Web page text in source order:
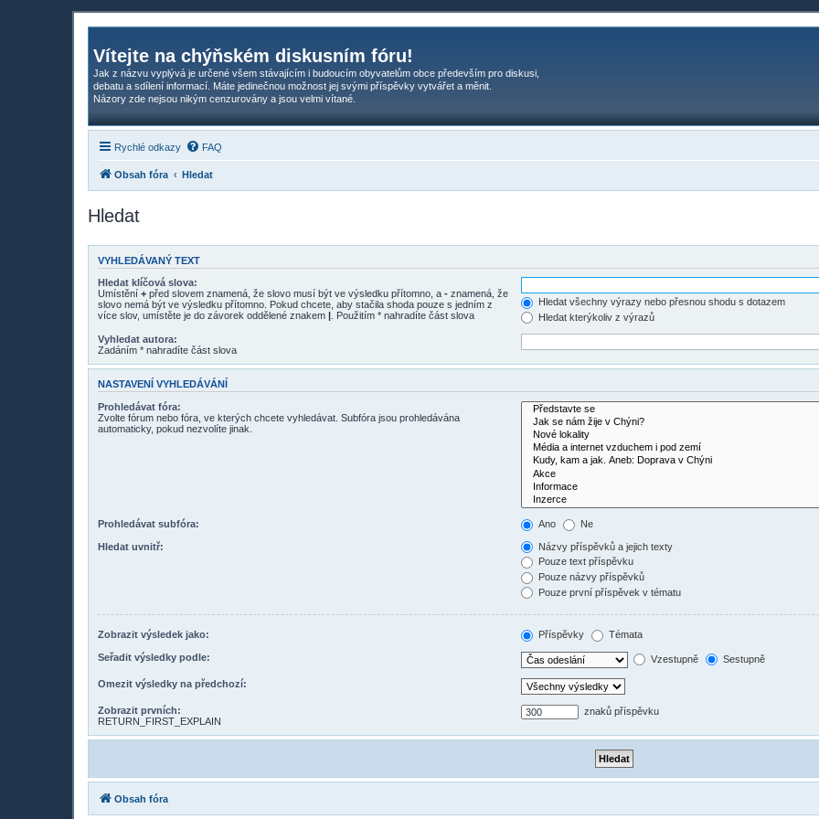
Vítejte na chýňském diskusním fóru!
Jak z názvu vyplývá je určené všem stávajícím i budoucím obyvatelům obce především pro diskusi,
debatu a sdílení informací. Máte jedinečnou možnost jej svými příspěvky vytvářet a měnit.
Názory zde nejsou nikým cenzurovány a jsou velmi vítané.
Rychlé odkazy FAQ
Obsah fóra Hledat
Hledat
VYHLEDÁVANÝ TEXT
Hledat klíčová slova:
Umístění + před slovem znamená, že slovo musí být ve výsledku přítomno, a - znamená, že
slovo nemá být ve výsledku přítomno. Pokud chcete, aby stačila shoda pouze s jedním z
více slov, umístěte je do závorek oddělené znakem | . Použitím * nahradíte část slova
Hledat všechny výrazy nebo přesnou shodu s dotazem
Hledat kterýkoliv z výrazů
Vyhledat autora:
Zadáním * nahradíte část slova
NASTAVENÍ VYHLEDÁVÁNÍ
Prohledávat fóra:
Zvolte fórum nebo fóra, ve kterých chcete vyhledávat. Subfóra jsou prohledávána
automaticky, pokud nezvolíte jinak.
Prohledávat subfóra: Ano Ne
Hledat uvnitř:
Názvy příspěvků a jejich texty
Pouze text příspěvku
Pouze názvy příspěvků
Pouze první příspěvek v tématu
Zobrazit výsledek jako: Příspěvky Témata
Seřadit výsledky podle: Vzestupně Sestupně
Omezit výsledky na předchozí:
Zobrazit prvních:
RETURN_FIRST_EXPLAIN
znaků příspěvku
Obsah fóra